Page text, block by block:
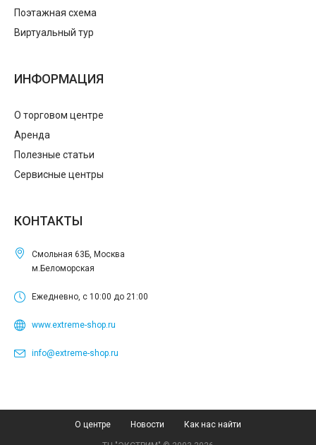
Поэтажная схема
Виртуальный тур
ИНФОРМАЦИЯ
О торговом центре
Аренда
Полезные статьи
Сервисные центры
КОНТАКТЫ
Смольная 63Б, Москва
м.Беломорская
Ежедневно, с 10:00 до 21:00
www.extreme-shop.ru
info@extreme-shop.ru
О центре Новости Как нас найти